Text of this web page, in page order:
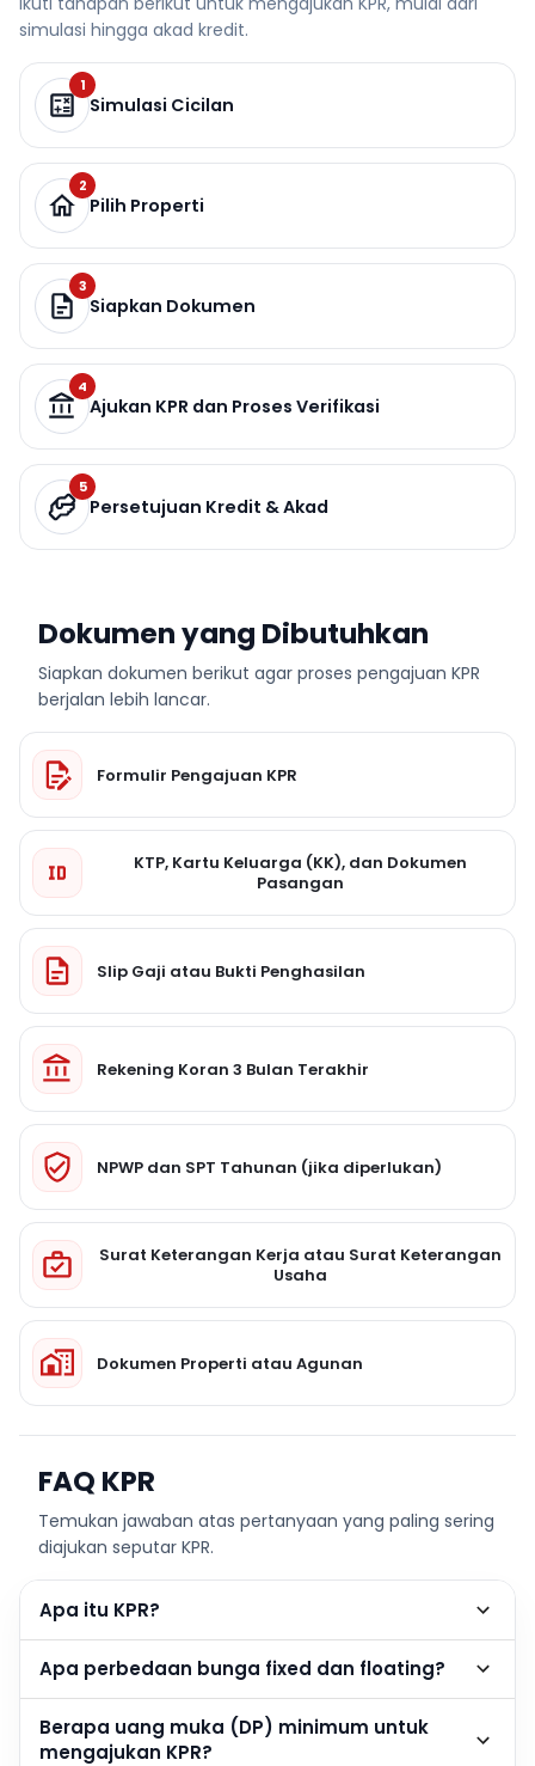
simulasi hingga akad kredit.
1
Simulasi Cicilan
2
Pilih Properti
3
Siapkan Dokumen
4
Ajukan KPR dan Proses Verifikasi
5
Persetujuan Kredit & Akad
Dokumen yang Dibutuhkan
Siapkan dokumen berikut agar proses pengajuan KPR
berjalan lebih lancar.
Formulir Pengajuan KPR
KTP, Kartu Keluarga (KK), dan Dokumen
Pasangan
Slip Gaji atau Bukti Penghasilan
Rekening Koran 3 Bulan Terakhir
NPWP dan SPT Tahunan (jika diperlukan)
Surat Keterangan Kerja atau Surat Keterangan
Usaha
Dokumen Properti atau Agunan
FAQ KPR
Temukan jawaban atas pertanyaan yang paling sering
diajukan seputar KPR.
Apa itu KPR?
Apa perbedaan bunga fixed dan floating?
Berapa uang muka (DP) minimum untuk
mengajukan KPR?